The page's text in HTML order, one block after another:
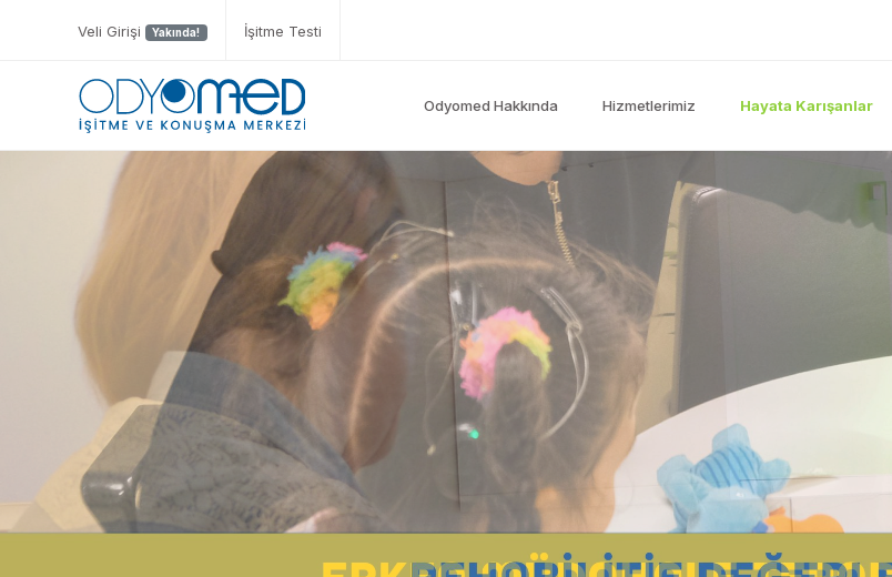
Veli Girişi Yakında! İşitme Testi
Odyomed Hakkında Hizmetlerimiz Hayata Karışanlar